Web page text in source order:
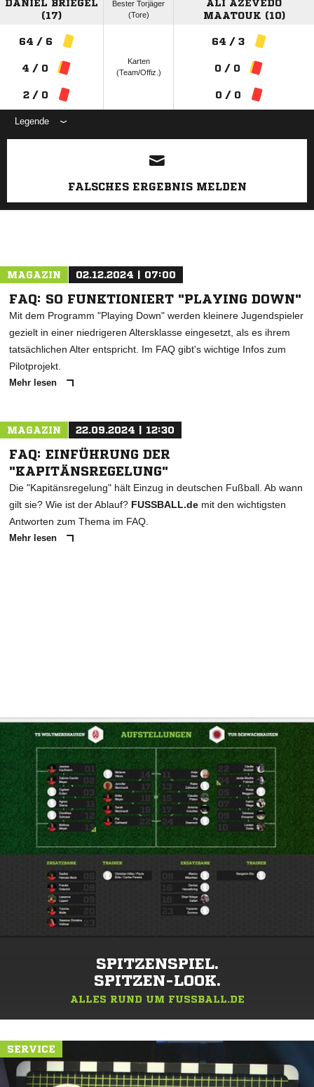
DANIEL BRIEGEL
(17)
Bester Torjäger
(Tore)
ALI AZEVEDO
MAATOUK (10)
64 / 6
4 / 0
2 / 0
Karten
(Team/Offiz.)
64 / 3
0 / 0
0 / 0
Legende
ANZEIGE
FALSCHES ERGEBNIS MELDEN
MAGAZIN 02.12.2024 | 07:00
FAQ: SO FUNKTIONIERT "PLAYING DOWN"
Mit dem Programm "Playing Down" werden kleinere Jugendspieler
gezielt in einer niedrigeren Altersklasse eingesetzt, als es ihrem
tatsächlichen Alter entspricht. Im FAQ gibt's wichtige Infos zum
Pilotprojekt.
Mehr lesen
MAGAZIN 22.09.2024 | 12:30
FAQ: EINFÜHRUNG DER
"KAPITÄNSREGELUNG"
Die "Kapitänsregelung" hält Einzug in deutschen Fußball. Ab wann
gilt sie? Wie ist der Ablauf? FUSSBALL.de mit den wichtigsten
Antworten zum Thema im FAQ.
Mehr lesen
SPITZENSPIEL.
SPITZEN-LOOK.
ALLES RUND UM FUSSBALL.DE
SERVICE